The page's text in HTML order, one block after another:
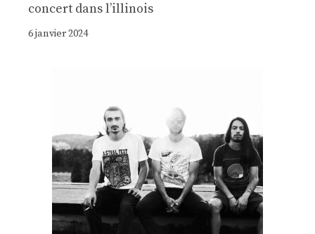
concert dans l’illinois
6 janvier 2024